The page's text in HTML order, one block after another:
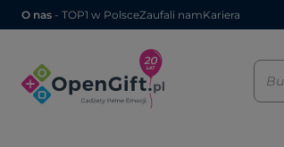
O nas - TOP1 w PolsceZaufali namKariera